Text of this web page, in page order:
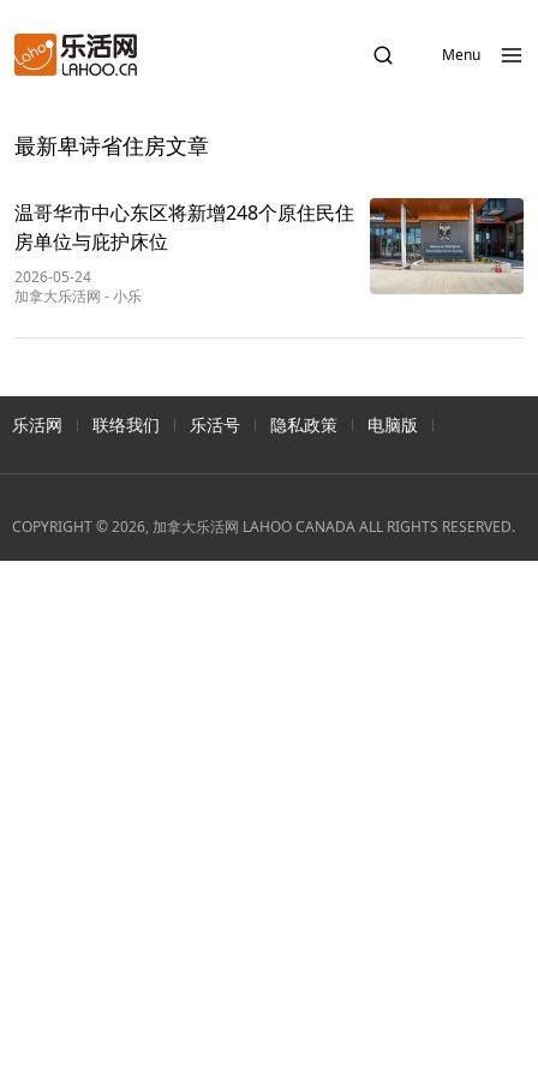
Menu
最新卑诗省住房文章
温哥华市中心东区将新增248个原住民住
房单位与庇护床位
2026-05-24
加拿大乐活网 -小乐
乐活网 联络我们 乐活号 隐私政策 电脑版
COPYRIGHT © 2026, 加拿大乐活网 LAHOO CANADA ALL RIGHTS RESERVED.